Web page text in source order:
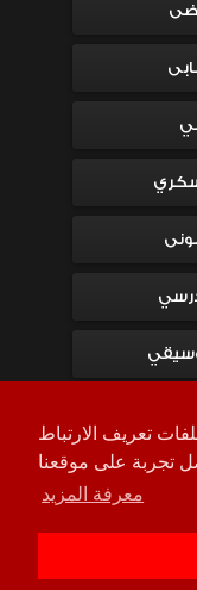
تعريف الارتباط
على موقعنا
معرفة المزيد
الخصوصية